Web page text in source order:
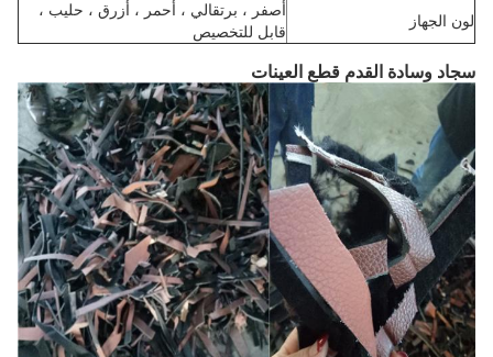
لون الجهاز
أصفر ، برتقالي ، أحمر ، أزرق ، حليب ،
قابل للتخصيص
سجاد وسادة القدم قطع العينات